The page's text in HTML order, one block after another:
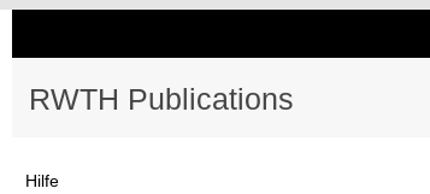
RWTH Publications
Hilfe